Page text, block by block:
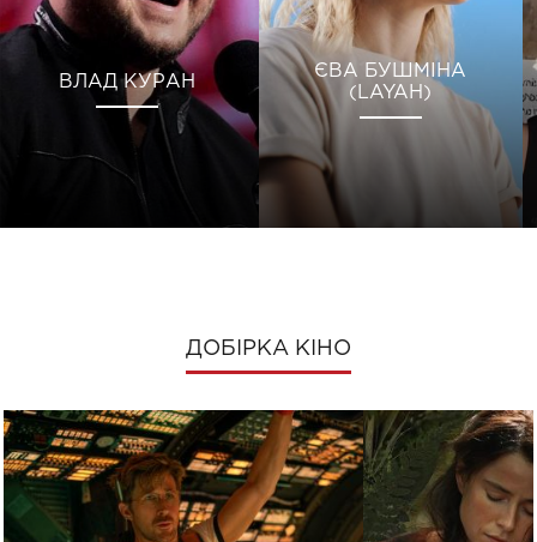
ВЛАД КУРАН
ЄВА БУШМІНА
(LAYAH)
ДОБІРКА КІНО